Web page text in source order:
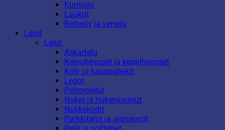
Kuntoilu
Laukut
Retkeily ja veneily
Lelut
Lelut
Askartelu
Keinuhevoset ja keppihevoset
Koti- ja kauppaleikit
Legot
Pehmolelut
Nuket ja nukenvaunut
Nukkekodit
Parkkitalot ja ajoneuvot